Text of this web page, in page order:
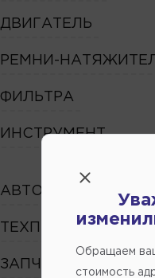
ДВИГАТЕЛЬ
РЕМНИ-
ФИЛЬТРА
ИНСТРУМЕНТ
АВТО ЭМАЛИ
ТЕХПОМОЩЬ
ЗАПЧАСТИ
Обращаем
стоимость